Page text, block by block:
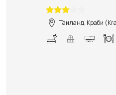
Таиланд, Краби